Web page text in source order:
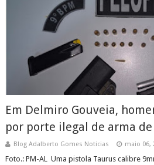
Em Delmiro Gouveia,
por porte ilegal de arma
Blog Adalberto Gomes Noticias maio 06,
Foto.: PM-AL Uma pistola Taurus calibre